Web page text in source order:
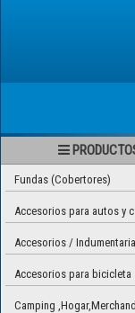
Fundas (Cobertores)
Accesorios para autos y
Accesorios /
Accesorios para bicicleta
Camping